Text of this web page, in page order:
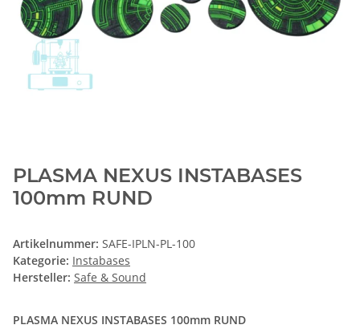
PLASMA NEXUS INSTABASES
100mm RUND
Artikelnummer: SAFE-IPLN-PL-100
Kategorie: Instabases
Hersteller: Safe & Sound
PLASMA NEXUS INSTABASES 100mm RUND